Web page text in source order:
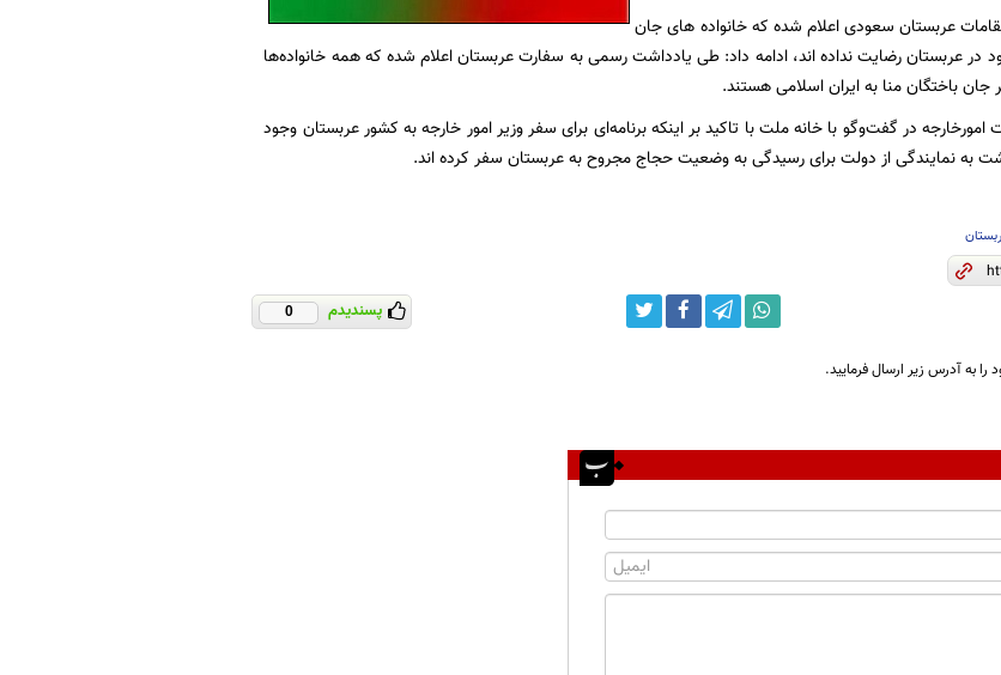
عربستان سعودی اعلام شده که خانواده های جان
در عربستان رضایت نداده اند، ادامه داد: طی یادداشت رسمی به سفارت عربستان اعلام شده که همه خانواده‌ها
جان باختگان منا به ایران اسلامی هستند.
امورخارجه در گفت‌وگو با خانه ملت با تاکید بر اینکه برنامه‌ای برای سفر وزیر امور خارجه به کشور عربستان وجود
به نمایندگی از دولت برای رسیدگی به وضعیت حجاج مجروح به عربستان سفر کرده اند.
پسندیدم 0
به آدرس زیر ارسال فرمایید.